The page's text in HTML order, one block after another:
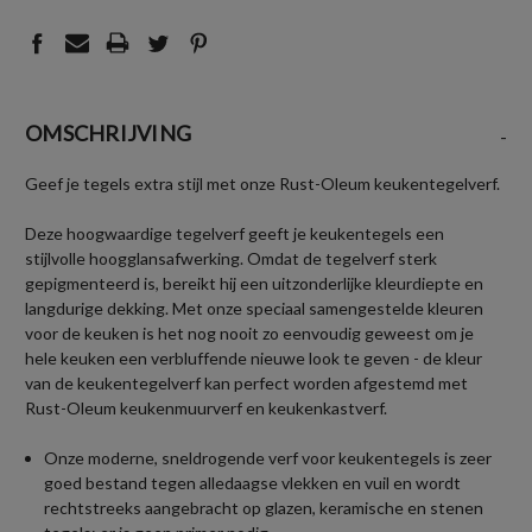
OMSCHRIJVING -
Geef je tegels extra stijl met onze Rust-Oleum keukentegelverf.
Deze hoogwaardige tegelverf geeft je keukentegels een
stijlvolle hoogglansafwerking. Omdat de tegelverf sterk
gepigmenteerd is, bereikt hij een uitzonderlijke kleurdiepte en
langdurige dekking. Met onze speciaal samengestelde kleuren
voor de keuken is het nog nooit zo eenvoudig geweest om je
hele keuken een verbluffende nieuwe look te geven - de kleur
van de keukentegelverf kan perfect worden afgestemd met
Rust-Oleum keukenmuurverf en keukenkastverf.
Onze moderne, sneldrogende verf voor keukentegels is zeer
goed bestand tegen alledaagse vlekken en vuil en wordt
rechtstreeks aangebracht op glazen, keramische en stenen